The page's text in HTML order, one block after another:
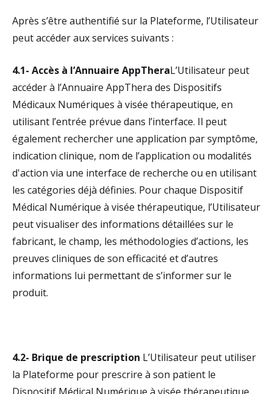
Après s’être authentifié sur la Plateforme, l’Utilisateur
peut accéder aux services suivants :
4.1- Accès à l’Annuaire AppTheraL’Utilisateur peut
accéder à l’Annuaire AppThera des Dispositifs
Médicaux Numériques à visée thérapeutique, en
utilisant l’entrée prévue dans l’interface. Il peut
également rechercher une application par symptôme,
indication clinique, nom de l’application ou modalités
d'action via une interface de recherche ou en utilisant
les catégories déjà définies. Pour chaque Dispositif
Médical Numérique à visée thérapeutique, l’Utilisateur
peut visualiser des informations détaillées sur le
fabricant, le champ, les méthodologies d’actions, les
preuves cliniques de son efficacité et d’autres
informations lui permettant de s’informer sur le
produit.
4.2- Brique de prescription L’Utilisateur peut utiliser
la Plateforme pour prescrire à son patient le